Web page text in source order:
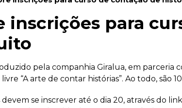
inscrições para
pela companhia Giralua, em parceria
“A arte de contar histórias”. Ao todo, são
se inscrever até o dia 20, através do